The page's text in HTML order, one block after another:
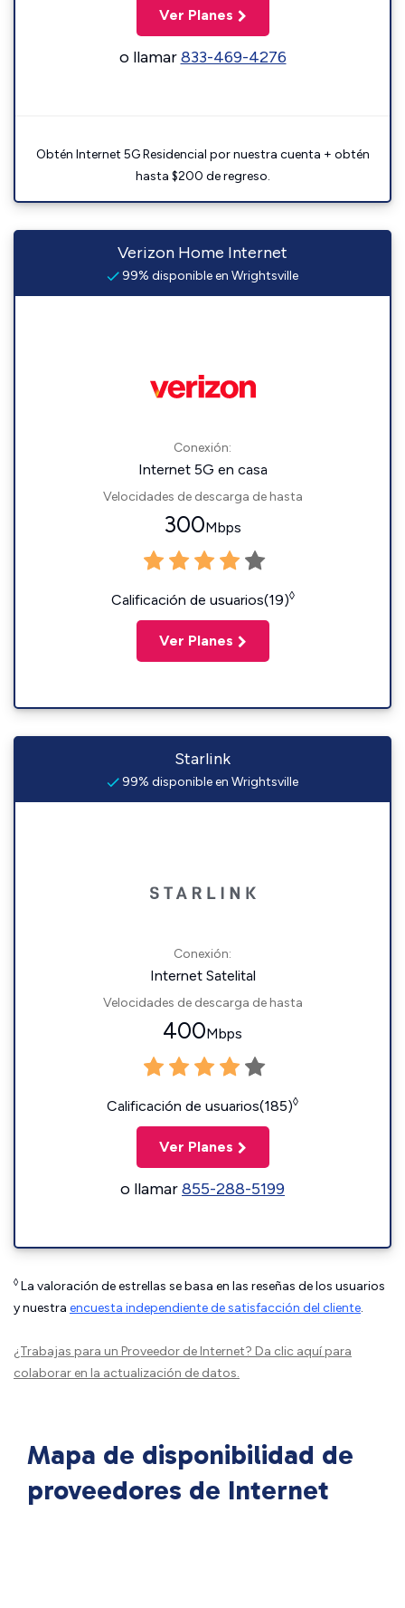
Ver Planes
o llamar833-469-4276
Obtén Internet 5G Residencial por nuestra cuenta + obtén
hasta $200 de regreso.
Verizon Home Internet
99% disponible en Wrightsville
Conexión:
Internet 5G en casa
Velocidades de descarga de hasta
300Mbps
Calificación de usuarios(19)◊
Ver Planes
Starlink
99% disponible en Wrightsville
Conexión:
Internet Satelital
Velocidades de descarga de hasta
400Mbps
Calificación de usuarios(185)◊
Ver Planes
o llamar855-288-5199
◊ La valoración de estrellas se basa en las reseñas de los usuarios
y nuestra encuesta independiente de satisfacción del cliente.
¿Trabajas para un Proveedor de Internet? Da clic aquípara
colaborar en la actualización de datos.
Mapa de disponibilidad de
proveedores de Internet